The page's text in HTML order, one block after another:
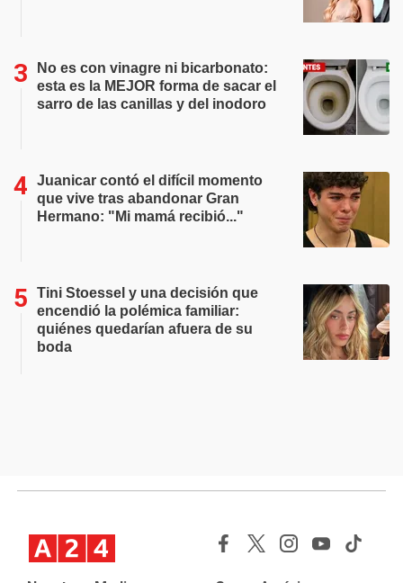
No es con vinagre ni bicarbonato:
esta es la MEJOR forma de sacar el
sarro de las canillas y del inodoro
Juanicar contó el difícil momento
que vive tras abandonar Gran
Hermano: "Mi mamá recibió..."
Tini Stoessel y una decisión que
encendió la polémica familiar:
quiénes quedarían afuera de su
boda